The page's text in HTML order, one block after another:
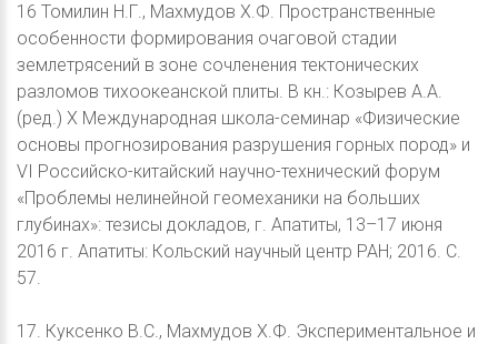
16 Томилин Н.Г., Махмудов Х.Ф. Пространственные
особенности формирования очаговой стадии
землетрясений в зоне сочленения тектонических
разломов тихоокеанской плиты. В кн.: Козырев А.А.
(ред.) X Международная школа-семинар «Физические
основы прогнозирования разрушения горных пород» и
VI Российско-китайский научно-технический форум
«Проблемы нелинейной геомеханики на больших
глубинах»: тезисы докладов, г. Апатиты, 13–17 июня
2016 г. Апатиты: Кольский научный центр РАН; 2016. С.
57.
17. Куксенко В.С., Махмудов Х.Ф. Экспериментальное и